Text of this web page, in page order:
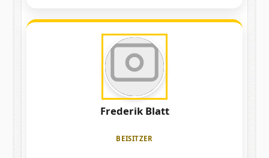
Laden
Frederik Blatt
BEISITZER